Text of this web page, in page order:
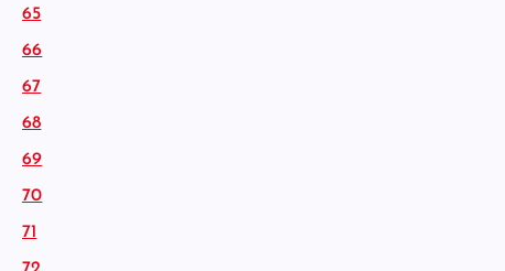
65
66
67
68
69
70
71